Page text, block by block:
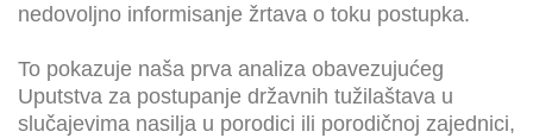
nedovoljno informisanje žrtava o toku postupka.
To pokazuje naša prva analiza obavezujućeg
Uputstva za postupanje državnih tužilaštava u
slučajevima nasilja u porodici ili porodičnoj zajednici,